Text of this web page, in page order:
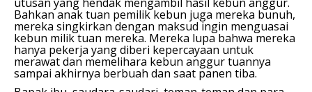
Bahkan anak tuan pemilik kebun juga mereka bunuh,
mereka singkirkan dengan maksud ingin menguasai
kebun milik tuan mereka. Mereka lupa bahwa mereka
hanya pekerja yang diberi kepercayaan untuk
merawat dan memelihara kebun anggur tuannya
sampai akhirnya berbuah dan saat panen tiba.